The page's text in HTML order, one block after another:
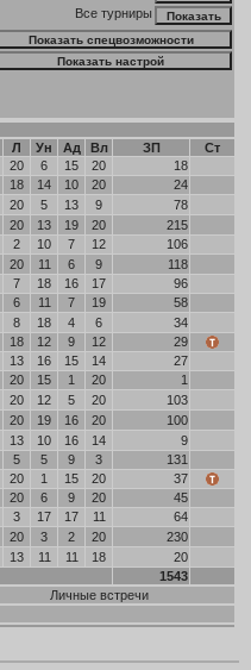
Все турниры
Л Ун Ад Вл ЗП
Ст
20 6 15 20
18
18 14 10 20
24
20 5 13 9
78
20 13 19 20
215
2 10 7 12
106
20 11 6 9
118
7 18 16 17
96
6 11 7 19
58
8 18 4 6
34
18 12 9 12
29
13 16 15 14
27
20 15 1 20
1
20 12 5 20
103
20 19 16 20
100
13 10 16 14
9
5 5 9 3
131
20 1 15 20
37
20 6 9 20
45
3 17 17 11
64
20 3 2 20
230
13 11 11 18
20
1543
Личные встречи